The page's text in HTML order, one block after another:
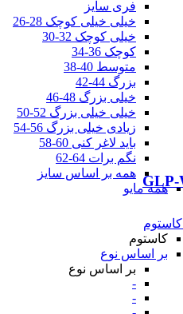
فری سایز
خیلی خیلی کوچک 28-26
خیلی کوچک 32-30
کوچک 36-34
متوسط 40-38
بزرگ 44-42
خیلی بزرگ 48-46
خیلی خیلی بزرگ 52-50
زیادی خیلی بزرگ 56-54
باید لاغر کنی 60-58
نگم برات 64-62
همه بر اساس سایز
همه مایو
کاستوم
کاستوم
بر اساس نوع
بر اساس نوع
-
-